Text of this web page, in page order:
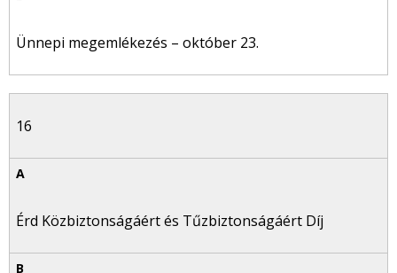
Ünnepi megemlékezés – október 23.
16
Érd Közbiztonságáért és Tűzbiztonságáért Díj